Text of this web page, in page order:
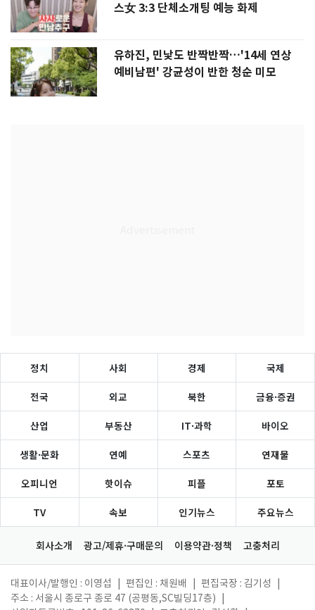
스女 3:3 단체소개팅 예능 화제
유하진, 민낯도 반짝반짝…'14세 연상
예비남편' 강균성이 반한 청순 미모
정치 사회 경제 국제
전국 외교 북한 금융·증권
산업 부동산 IT·과학 바이오
생활·문화 연예 스포츠 연재물
오피니언 핫이슈 피플 포토
TV 속보 인기뉴스 주요뉴스
회사소개 광고/제휴·구매문의 이용약관·정책 고충처리
대표이사/발행인 : 이영섭 편집인 : 채원배 편집국장 : 김기성
주소 : 서울시 종로구 종로 47 (공평동,SC빌딩17층)